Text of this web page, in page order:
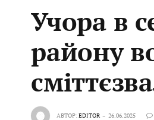
Учора в
району
АВТОР:EDITOR 26.06.2025